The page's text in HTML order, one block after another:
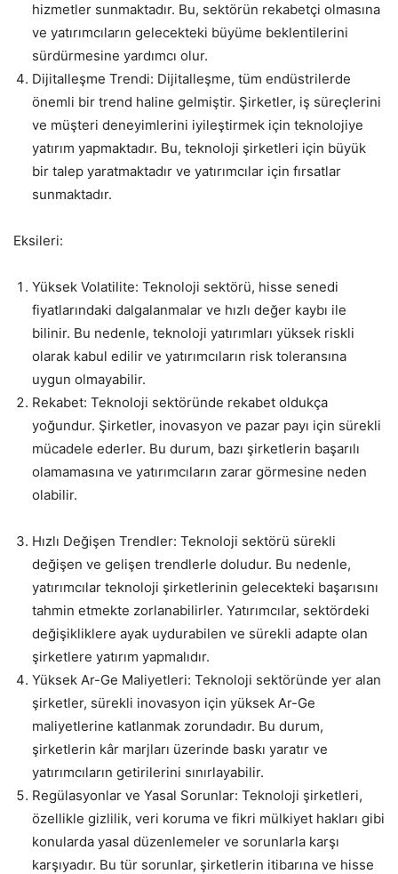
hizmetler sunmaktadır. Bu, sektörün rekabetçi olmasına
ve yatırımcıların gelecekteki büyüme beklentilerini
sürdürmesine yardımcı olur.
Dijitalleşme Trendi: Dijitalleşme, tüm endüstrilerde
önemli bir trend haline gelmiştir. Şirketler, iş süreçlerini
ve müşteri deneyimlerini iyileştirmek için teknolojiye
yatırım yapmaktadır. Bu, teknoloji şirketleri için büyük
bir talep yaratmaktadır ve yatırımcılar için fırsatlar
sunmaktadır.
Eksileri:
Yüksek Volatilite: Teknoloji sektörü, hisse senedi
fiyatlarındaki dalgalanmalar ve hızlı değer kaybı ile
bilinir. Bu nedenle, teknoloji yatırımları yüksek riskli
olarak kabul edilir ve yatırımcıların risk toleransına
uygun olmayabilir.
Rekabet: Teknoloji sektöründe rekabet oldukça
yoğundur. Şirketler, inovasyon ve pazar payı için sürekli
mücadele ederler. Bu durum, bazı şirketlerin başarılı
olamamasına ve yatırımcıların zarar görmesine neden
olabilir.
Hızlı Değişen Trendler: Teknoloji sektörü sürekli
değişen ve gelişen trendlerle doludur. Bu nedenle,
yatırımcılar teknoloji şirketlerinin gelecekteki başarısını
tahmin etmekte zorlanabilirler. Yatırımcılar, sektördeki
değişikliklere ayak uydurabilen ve sürekli adapte olan
şirketlere yatırım yapmalıdır.
Yüksek Ar-Ge Maliyetleri: Teknoloji sektöründe yer alan
şirketler, sürekli inovasyon için yüksek Ar-Ge
maliyetlerine katlanmak zorundadır. Bu durum,
şirketlerin kâr marjları üzerinde baskı yaratır ve
yatırımcıların getirilerini sınırlayabilir.
Regülasyonlar ve Yasal Sorunlar: Teknoloji şirketleri,
özellikle gizlilik, veri koruma ve fikri mülkiyet hakları gibi
konularda yasal düzenlemeler ve sorunlarla karşı
karşıyadır. Bu tür sorunlar, şirketlerin itibarına ve hisse